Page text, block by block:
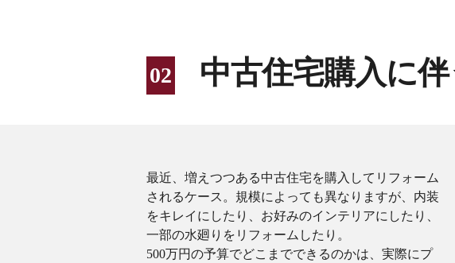
中古住宅購入に
最近、増えつつある中古住宅を購入してリフォーム
されるケース。規模によっても異なりますが、内装
をキレイにしたり、お好みのインテリアにしたり、
一部の水廻りをリフォームしたり。
500万円の予算でどこまでできるのかは、実際にプ